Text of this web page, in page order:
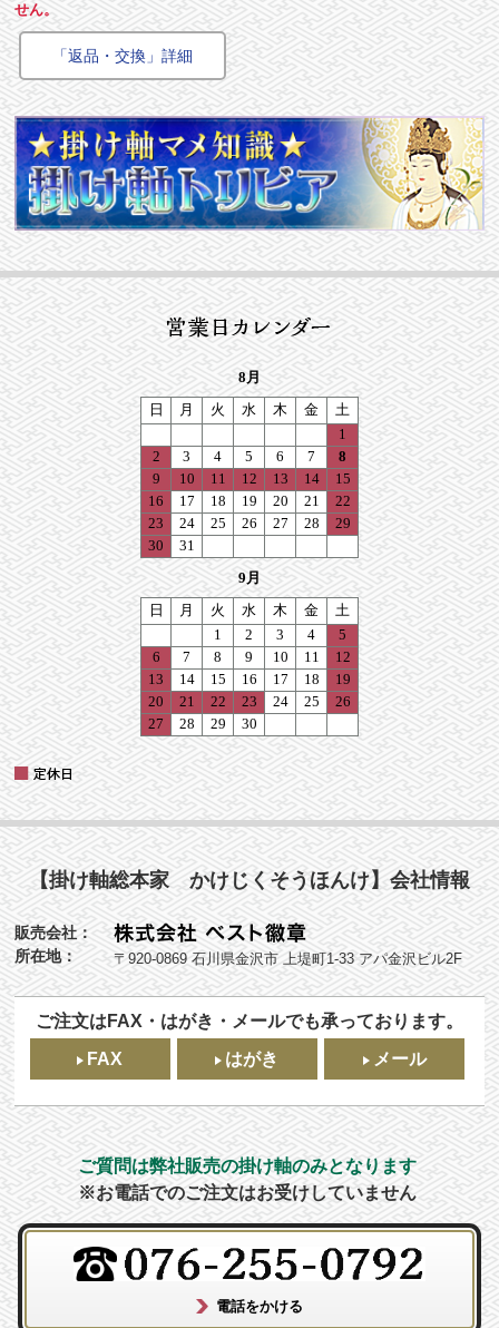
せん。
「返品・交換」詳細
【掛け軸総本家 かけじくそうほんけ】会社情報
販売会社：
所在地：
〒920-0869 石川県金沢市 上堤町1-33 アパ金沢ビル2F
ご注文はFAX・はがき・メールでも承っております。
FAX
はがき メール
ご質問は弊社販売の掛け軸のみとなります
※お電話でのご注文はお受けしていません